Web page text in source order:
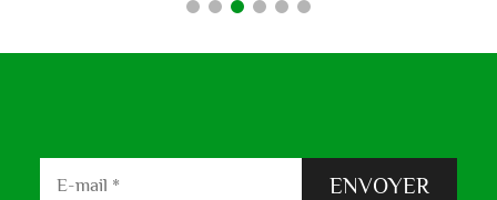
ENVOYER